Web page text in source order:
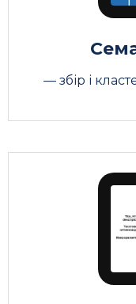
— збір і